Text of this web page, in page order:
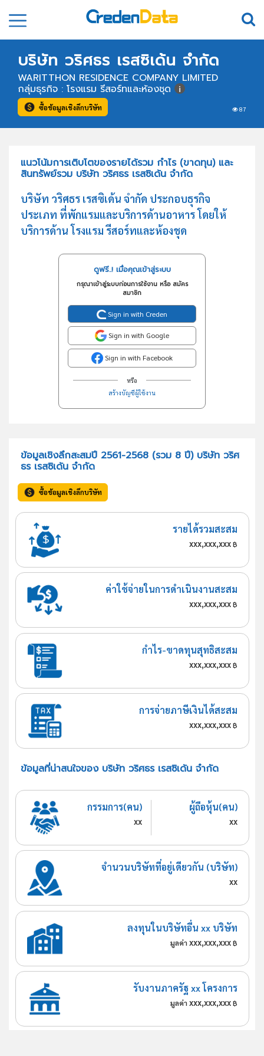
บริษัท วริศธร เรสซิเด้น จำกัด
WARITTHON RESIDENCE COMPANY LIMITED
87
กลุ่มธุรกิจ : โรงแรม รีสอร์ทและห้องชุด
ซื้อข้อมูลเชิงลึกบริษัท
แนวโน้มการเติบโตของรายได้รวม กำไร (ขาดทุน) และ
สินทรัพย์รวม บริษัท วริศธร เรสซิเด้น จำกัด
บริษัท วริศธร เรสซิเด้น จำกัด ประกอบธุรกิจ
ประเภท ที่พักแรมและบริการด้านอาหาร โดยให้
บริการด้าน โรงแรม รีสอร์ทและห้องชุด
ดูฟรี..! เมื่อคุณเข้าสู่ระบบ
กรุณาเข้าสู่ระบบก่อนการใช้งาน หรือ สมัคร
สมาชิก
Sign in with Creden
Sign in with Google
Sign in with Facebook
หรือ
สร้างบัญชีผู้ใช้งาน
ข้อมูลเชิงลึกสะสมปี 2561-2568 (รวม 8 ปี) บริษัท วริศ
ธร เรสซิเด้น จำกัด
ซื้อข้อมูลเชิงลึกบริษัท
รายได้รวมสะสม
xxx,xxx,xxx฿
ค่าใช้จ่ายในการดำเนินงานสะสม
xxx,xxx,xxx฿
กำไร-ขาดทุนสุทธิสะสม
xxx,xxx,xxx฿
การจ่ายภาษีเงินได้สะสม
xxx,xxx,xxx฿
ข้อมูลที่น่าสนใจของ บริษัท วริศธร เรสซิเด้น จำกัด
กรรมการ(คน)
xx
ผู้ถือหุ้น(คน)
xx
จำนวนบริษัทที่อยู่เดียวกัน (บริษัท)
xx
ลงทุนในบริษัทอื่น xx บริษัท
มูลค่า xxx,xxx,xxx ฿
รับงานภาครัฐ xx โครงการ
มูลค่า xxx,xxx,xxx ฿